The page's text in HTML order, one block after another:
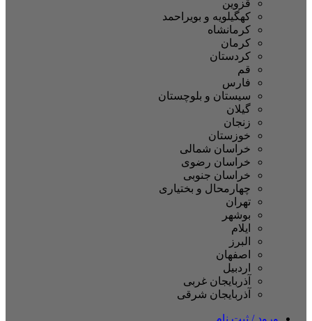
قزوین
کهگیلویه و بویراحمد
کرمانشاه
کرمان
کردستان
قم
فارس
سیستان و بلوچستان
گیلان
زنجان
خوزستان
خراسان شمالی
خراسان رضوی
خراسان جنوبی
چهارمحال و بختیاری
تهران
بوشهر
ایلام
البرز
اصفهان
اردبیل
آذربایجان غربی
آذربایجان شرقی
ورود / ثبت نام